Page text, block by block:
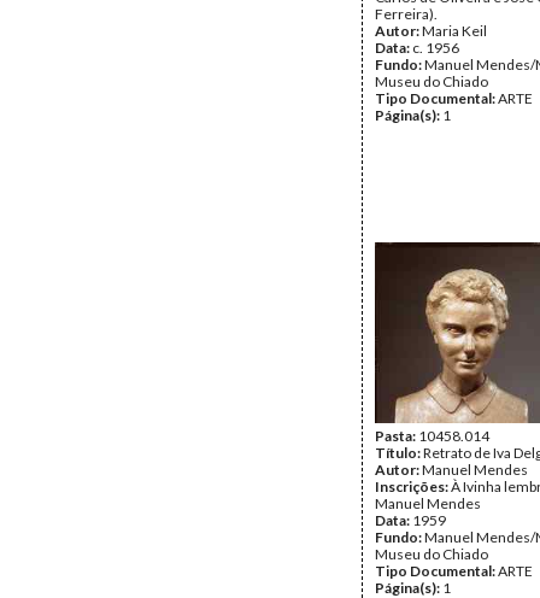
Ferreira).
Autor:Maria Keil
Data: c. 1956
Fundo:Manuel Mendes/
Museu do Chiado
Tipo Documental:ARTE
Página(s): 1
Pasta: 10458.014
Título:Retrato de Iva
Autor:Manuel Mendes
Inscrições:À Ivinha
Manuel Mendes
Data: 1959
Fundo:Manuel Mendes/
Museu do Chiado
Tipo Documental:ARTE
Página(s): 1